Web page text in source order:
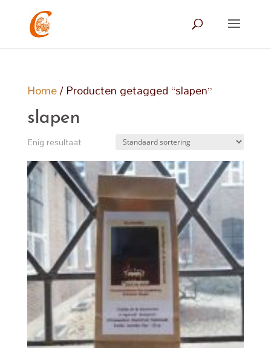
Home/ Producten getagged “slapen”
slapen
Enig resultaat